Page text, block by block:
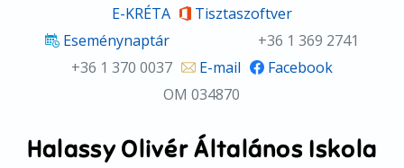
E-KRÉTA
Tisztaszoftver
Eseménynaptár
+36 1 369 2741
+36 1 370 0037
E-mail
Facebook
OM 034870
Halassy Olivér Általános Iskola